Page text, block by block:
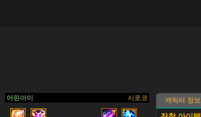
어린아이 시로코 캐릭터 정보